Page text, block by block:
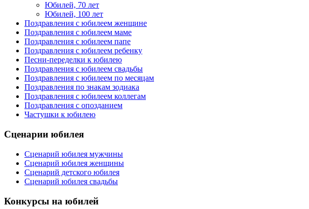
Юбилей, 70 лет
Юбилей, 100 лет
Поздравления с юбилеем женщине
Поздравления с юбилеем маме
Поздравления с юбилеем папе
Поздравления с юбилеем ребенку
Песни-переделки к юбилею
Поздравления с юбилеем свадьбы
Поздравления с юбилеем по месяцам
Поздравления по знакам зодиака
Поздравления с юбилеем коллегам
Поздравления с опозданием
Частушки к юбилею
Сценарии юбилея
Сценарий юбилея мужчины
Сценарий юбилея женщины
Сценарий детского юбилея
Сценарий юбилея свадьбы
Конкурсы на юбилей